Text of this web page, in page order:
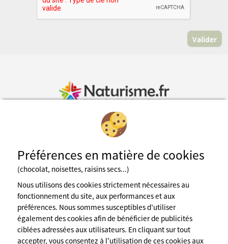
Inscription à la newsletter
Fédération des espaces naturistes
Mentions légales
CGU du site
Charte de confidentialité
Espace presse
A propos de nous
Préférences en matière de cookies
(chocolat, noisettes, raisins secs...)
Nous utilisons des cookies strictement nécessaires au
fonctionnement du site, aux performances et aux
préférences. Nous sommes susceptibles d’utiliser
également des cookies afin de bénéficier de publicités
ciblées adressées aux utilisateurs. En cliquant sur tout
accepter, vous consentez à l'utilisation de ces cookies aux